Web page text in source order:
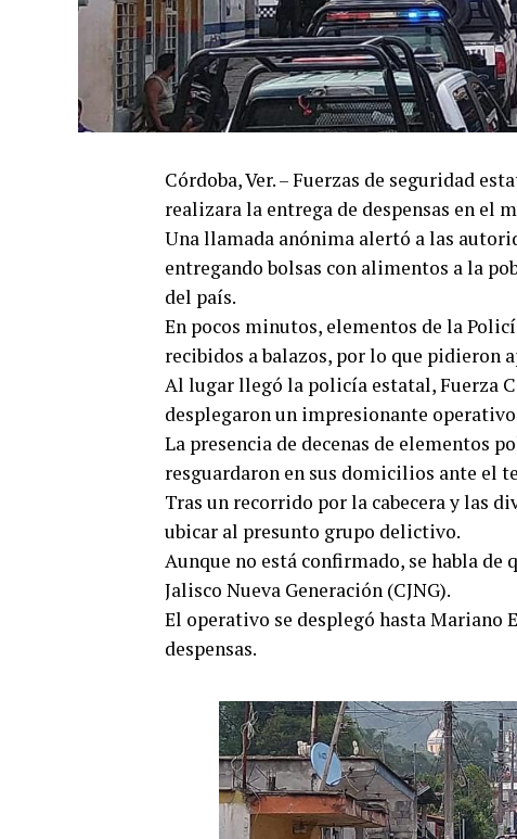
Córdoba, Ver. – Fuerzas de seguridad
realizara la entrega de despensas en el
Una llamada anónima alertó a las
entregando bolsas con alimentos a la
del país.
En pocos minutos, elementos de la
recibidos a balazos, por lo que pidieron
Al lugar llegó la policía estatal, Fuerza
desplegaron un impresionante
La presencia de decenas de elementos
resguardaron en sus domicilios ante el
Tras un recorrido por la cabecera y las
ubicar al presunto grupo delictivo.
Aunque no está confirmado, se habla de
Jalisco Nueva Generación (CJNG).
El operativo se desplegó hasta Mariano
despensas.